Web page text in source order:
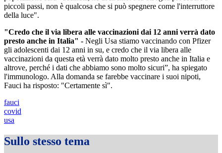
piccoli passi, non è qualcosa che si può spegnere come l'interruttore
della luce".
"Credo che il via libera alle vaccinazioni dai 12 anni verrà dato
presto anche in Italia" - Negli Usa stiamo vaccinando con Pfizer
gli adolescenti dai 12 anni in su, e credo che il via libera alle
vaccinazioni da questa età verrà dato molto presto anche in Italia e
altrove, perché i dati che abbiamo sono molto sicuri”, ha spiegato
l'immunologo. Alla domanda se farebbe vaccinare i suoi nipoti,
Fauci ha risposto: "Certamente sì".
fauci
covid
usa
Sullo stesso tema